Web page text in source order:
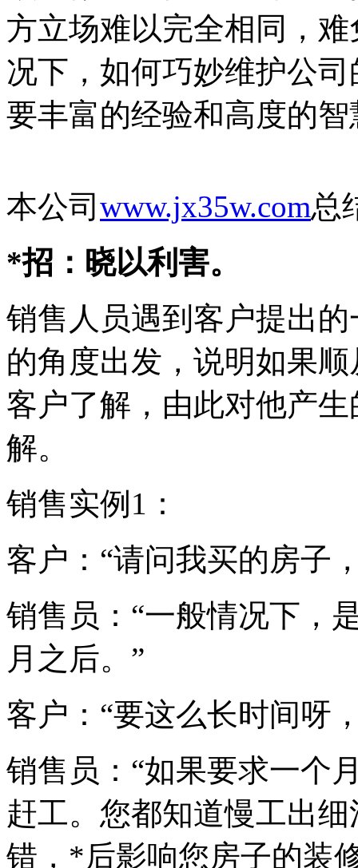
方立场难以完全相同，
况下，如何巧妙维护公
要丰富的经验和高度的智
本公司 www.jx35w.com总
*招：晓以利害。
销售人员遇到客户提出
的角度出发，说明如果
客户了解，由此对他产
解。
销售实例1：
客户：“请问我买的房子
销售员：“一般情况下，
月之后。”
客户：“要这么长时间呀
销售员：“如果要求一个
赶工。您都知道慢工出
错，*后影响您房子的装